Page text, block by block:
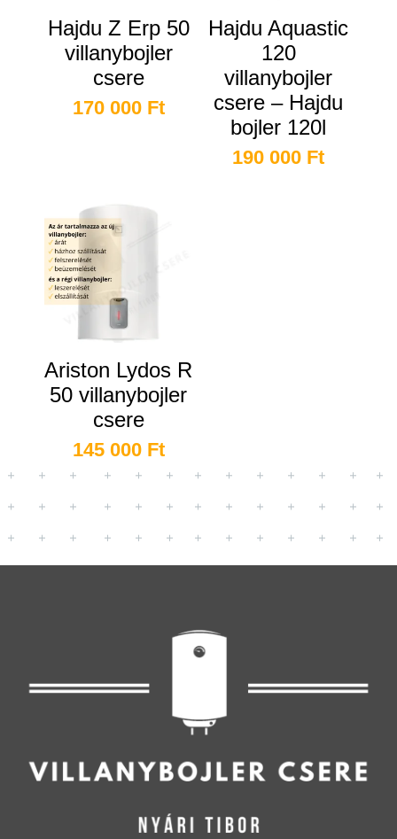
Hajdu Z Erp 50
villanybojler
csere
170 000 Ft
Hajdu Aquastic
120
villanybojler
csere – Hajdu
bojler 120l
190 000 Ft
Ariston Lydos R
50 villanybojler
csere
145 000 Ft